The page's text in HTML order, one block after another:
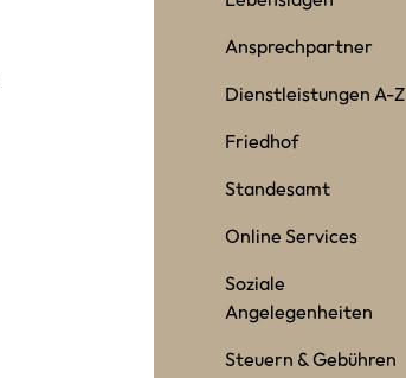
Ansprechpartner
Dienstleistungen A-Z
Friedhof
Standesamt
Online Services
Soziale
Angelegenheiten
Steuern & Gebühren